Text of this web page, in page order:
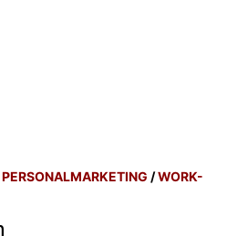
PERSONALMARKETING /WORK-